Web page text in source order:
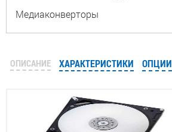
Медиаконверторы
ОПИСАНИЕ ХАРАКТЕРИСТИКИ ОПЦИИ